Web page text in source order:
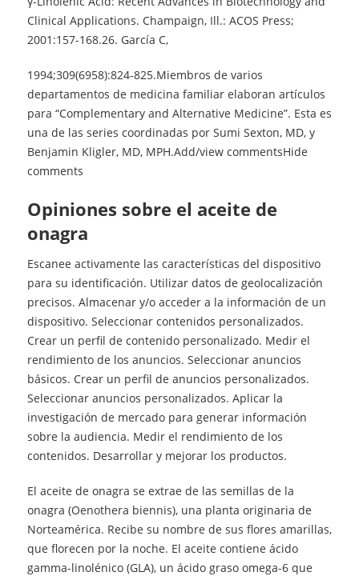
Clinical Applications. Champaign, Ill.: ACOS Press;
2001:157-168.26. García C,
1994;309(6958):824-825.Miembros de varios
departamentos de medicina familiar elaboran artículos
para “Complementary and Alternative Medicine”. Esta es
una de las series coordinadas por Sumi Sexton, MD, y
Benjamin Kligler, MD, MPH.Add/view commentsHide
comments
opiniones sobre el aceite de
onagra
Escanee activamente las características del dispositivo
para su identificación. Utilizar datos de geolocalización
precisos. Almacenar y/o acceder a la información de un
dispositivo. Seleccionar contenidos personalizados.
Crear un perfil de contenido personalizado. Medir el
rendimiento de los anuncios. Seleccionar anuncios
básicos. Crear un perfil de anuncios personalizados.
Seleccionar anuncios personalizados. Aplicar la
investigación de mercado para generar información
sobre la audiencia. Medir el rendimiento de los
contenidos. Desarrollar y mejorar los productos.
El aceite de onagra se extrae de las semillas de la
onagra (Oenothera biennis), una planta originaria de
Norteamérica. Recibe su nombre de sus flores amarillas,
que florecen por la noche. El aceite contiene ácido
gamma-linolénico (GLA), un ácido graso omega-6 que